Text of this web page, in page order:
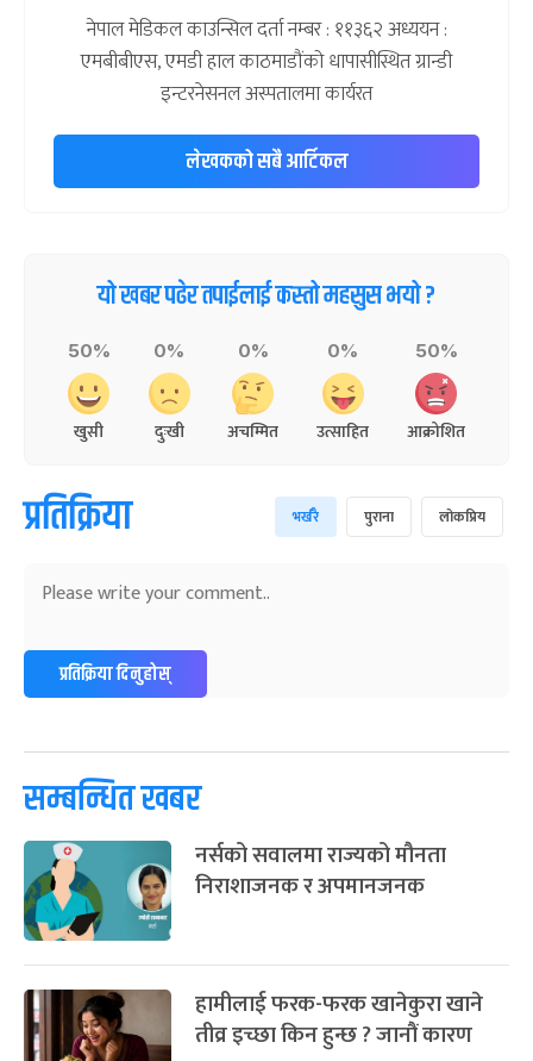
नेपाल मेडिकल काउन्सिल दर्ता नम्बर : ११३६२ अध्ययन :
एमबीबीएस, एमडी हाल काठमाडौंको धापासीस्थित ग्रान्डी
इन्टरनेसनल अस्पतालमा कार्यरत
लेखकको सबै आर्टिकल
यो खबर पढेर तपाईलाई कस्तो महसुस भयो ?
50%
खुसी
0%
दुःखी
0%
अचम्मित
0%
उत्साहित
50%
आक्रोशित
प्रतिक्रिया भर्खरै पुराना लोकप्रिय
प्रतिक्रिया दिनुहोस्
सम्बन्धित खबर
नर्सको सवालमा राज्यको मौनता
निराशाजनक र अपमानजनक
हामीलाई फरक-फरक खानेकुरा खाने
तीव्र इच्छा किन हुन्छ ? जानौं कारण